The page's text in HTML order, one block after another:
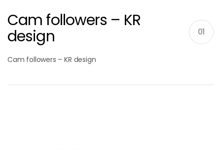
Cam followers – KR
design 01
Cam followers – KR design